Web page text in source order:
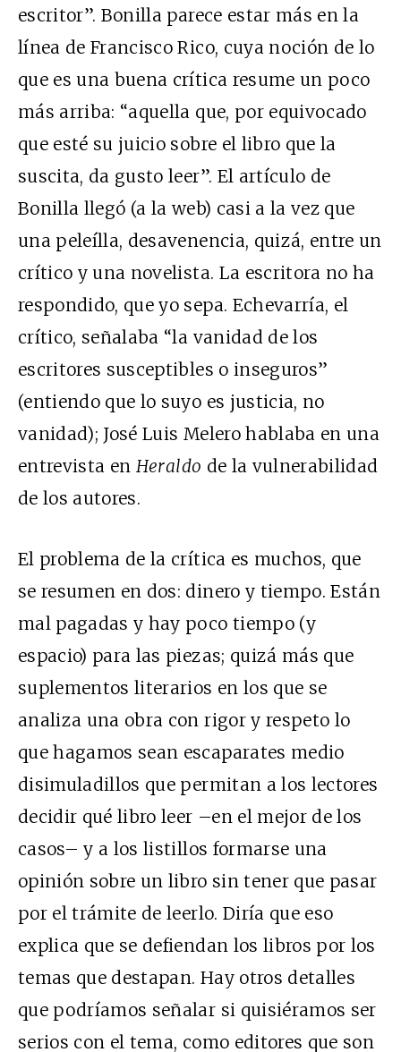
escritor”. Bonilla parece estar más en la
línea de Francisco Rico, cuya noción de lo
que es una buena crítica resume un poco
más arriba: “aquella que, por equivocado
que esté su juicio sobre el libro que la
suscita, da gusto leer”. El artículo de
Bonilla llegó (a la web) casi a la vez que
una peleílla, desavenencia, quizá, entre un
crítico y una novelista. La escritora no ha
respondido, que yo sepa. Echevarría, el
crítico, señalaba “la vanidad de los
escritores susceptibles o inseguros”
(entiendo que lo suyo es justicia, no
vanidad); José Luis Melero hablaba en una
entrevista en Heraldo de la vulnerabilidad
de los autores.
El problema de la crítica es muchos, que
se resumen en dos: dinero y tiempo. Están
mal pagadas y hay poco tiempo (y
espacio) para las piezas; quizá más que
suplementos literarios en los que se
analiza una obra con rigor y respeto lo
que hagamos sean escaparates medio
disimuladillos que permitan a los lectores
decidir qué libro leer –en el mejor de los
casos– y a los listillos formarse una
opinión sobre un libro sin tener que pasar
por el trámite de leerlo. Diría que eso
explica que se defiendan los libros por los
temas que destapan. Hay otros detalles
que podríamos señalar si quisiéramos ser
serios con el tema, como editores que son